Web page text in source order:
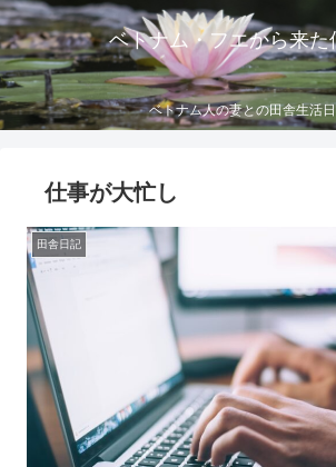
ベトナム・フエから来た
ベトナム人の妻との田舎生活
仕事が大忙し
田舎日記